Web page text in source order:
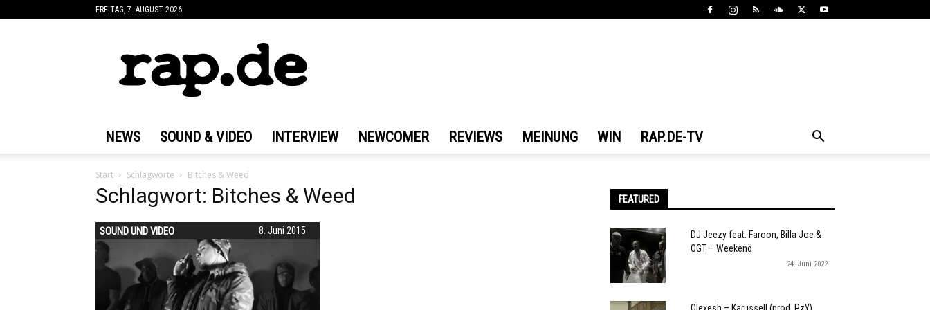
FREITAG, 7. AUGUST 2026
NEWS SOUND & VIDEO INTERVIEW NEWCOMER REVIEWS MEINUNG WIN RAP.DE-TV
Start Schlagworte Bitches & Weed
Schlagwort: Bitches & Weed
8. Juni 2015
SOUND UND VIDEO
FEATURED
DJ Jeezy feat. Faroon, Billa Joe &
OGT – Weekend
24. Juni 2022